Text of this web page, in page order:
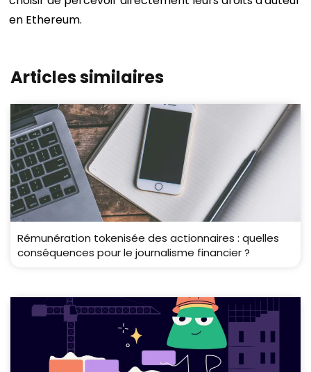
en Ethereum.
Articles similaires
Rémunération tokenisée des actionnaires : quelles
conséquences pour le journalisme financier ?